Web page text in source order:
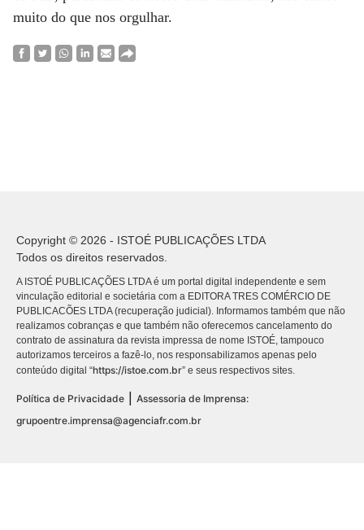
muito do que nos orgulhar.
Copyright © 2026 - ISTOÉ PUBLICAÇÕES LTDA
Todos os direitos reservados.
A ISTOÉ PUBLICAÇÕES LTDA é um portal digital independente e sem
vinculação editorial e societária com a EDITORA TRES COMÉRCIO DE
PUBLICACÕES LTDA (recuperação judicial). Informamos também que não
realizamos cobranças e que também não oferecemos cancelamento do
contrato de assinatura da revista impressa de nome ISTOÉ, tampouco
autorizamos terceiros a fazê-lo, nos responsabilizamos apenas pelo
conteúdo digital “https://istoe.com.br” e seus respectivos sites.
Política de Privacidade
Assessoria de Imprensa:
grupoentre.imprensa@agenciafr.com.br